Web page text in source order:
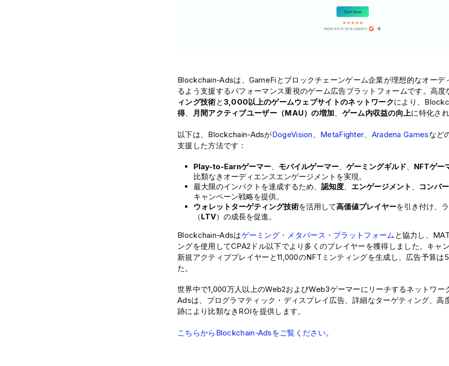
Blockchain-Adsは、GameFiとブロックチェーンゲーム企業が理想的なオーデ
るよう支援するパフォーマンス重視のゲーム広告プラットフォームです。高度
ィング技術と 3,000以上のゲームウェブサイトのネットワークにより、
得、 月間アクティブユーザー（MAU）の増加、 ゲーム内収益の向上に特化さ
以下は、Blockchain-AdsがDogeVision MetaFighter Aradena Gamesなど
支援した方法です：
Play-to-Earnゲーマー モバイルゲーマー ゲーミングギルド
NFTゲー
比類なきオーディエンスエンゲージメントを実現。
最大限のインパクトを達成するため、 認知度 エンゲージメント
コンバ
キャンペーン戦略を提供。
ウォレットターゲティング技術を活用して高価値プレイヤーを引き付け、
（LTV）の成長を促進。
Blockchain-Adsはゲーミング・メタバース・プラットフォーム と協力し、
ングを使用してCPA2ドル以下でより多くのプレイヤーを獲得しました。キャ
新規アクティブプレイヤーと11,000のNFTミンティングを生成し、広告予算
た。
世界中で1,000万人以上のWeb2およびWeb3ゲーマーにリーチするネットワ
Adsは、プログラマティック・ディスプレイ広告、詳細なターゲティング、高
跡により比類なきROIを提供します。
こちらからBlockchain-Adsをご覧ください。